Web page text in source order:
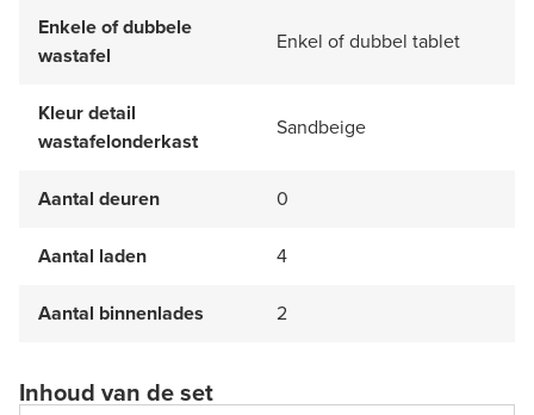
Enkele of dubbele
wastafel
Enkel of dubbel tablet
Kleur detail
wastafelonderkast
Sandbeige
Aantal deuren 0
Aantal laden 4
Aantal binnenlades 2
Inhoud van de set